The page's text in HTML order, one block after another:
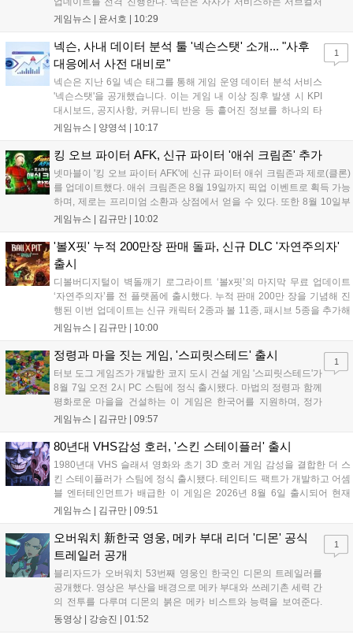
게임 히간 이루실에 신규 서버 'world3'을 개설하고 신규 캐릭터
이번 업데이트를 통해 어둠 속 서큐버스...
게임뉴스 | 윤서호 | 10:29
넥슨, 사내 데이터 분석 툴 '넥슨스탯' 소개... "사후
대응에서 사전 대비로"
넥슨은 지난 6일 넥슨 태그를 통해 게임 운영 데이터 분석 서비스
'넥슨스탯'을 공개했습니다. 이는 게임 내 이상 징후 발생 시 KPI
대시보드, 공지사항, 커뮤니티 반응 등 흩어진 정보를 하나의 타
임라인에 연결해 원인을 빠르게 파악하도록 돕는 관제 허브입니
중심의 운영 방식을 사전 대비 체계로 전환하며 데이터 기반의 효
율적인 의사결정을 지원하고 있습니다....
게임뉴스 | 양영석 | 10:17
1
킹 오브 파이터 AFK, 신규 파이터 '애쉬 크림존' 추가
넷마블이 '킹 오브 파이터 AFK'에 신규 파이터 애쉬 크림존과 제로(클론)
를 업데이트했다. 애쉬 크림존은 8월 19일까지 픽업 이벤트로 획득 가능
하며, 제로는 프리미엄 소환과 상점에서 얻을 수 있다. 또한 8월 10일부
터 14일까지 럭키 엘피 이벤트로 론을, 13일부터 26일까지 트로피칼 아
로 전략적 전투의 재미가 더욱 강화될 것으로 기대된다....
게임뉴스 | 김규만 | 10:02
'볼X핏' 누적 200만장 판매 돌파, 신규 DLC '자연주의자'
출시
디볼버디지털이 벽돌깨기 로그라이트 ‘볼x핏’의 마지막 무료 업데이트
‘자연주의자’를 전 플랫폼에 출시했다. 누적 판매 200만 장을 기념해 진
행된 이번 업데이트는 신규 캐릭터 2종과 볼 11종, 패시브 5종을 추가해
전략적 재미를 높였다. 게임은 PC와 콘솔, 모바일에서 한글판으로 즐길
라고 밝혀 향후 행보에 기대감을 모으고 있다. 상세 정보는 공식 홈페이
지에서 확인 가능하다....
게임뉴스 | 김규만 | 10:00
정령과 마을 짓는 게임, '스피릿스테드' 출시
터보 도그 게임즈가 개발한 코지 도시 건설 게임 '스피릿스테드'가
8월 7일 오전 2시 PC 스팀에 정식 출시됐다. 마법의 정령과 함께
평화로운 마을을 건설하는 이 게임은 한국어를 지원하며, 정가
10,700원에서 10% 할인된 9,630원에 판매된다. 플레이어는 어
고 정령을 활용해 공동체를 성장시킬 수 있다. 따뜻한 손그림 그
래픽이 특징이며, 부담 없이 즐길 수 있는 힐링 게임으로 기대를
모으고 있다....
게임뉴스 | 김규만 | 09:57
1
80년대 VHS감성 호러, '스킨 스테이플러' 출시
1980년대 VHS 슬래셔 영화와 초기 3D 호러 게임 감성을 결합한 더 스
킨 스테이플러가 스팀에 정식 출시됐다. 테인티드 팩트가 개발하고 어셈
블 엔터테인먼트가 배급한 이 게임은 2026년 8월 6일 출시되어 현재
15,000원에 판매 중이다. 캐리언 시티를 배경으로 연쇄살인 사건을 추적
통해 밀도 높은 공포를 선사한다....
게임뉴스 | 김규만 | 09:51
오버워치 新한국 영웅, 메카 부대 리더 '디몬' 공식
트레일러 공개
블리자드가 오버워치 53번째 영웅인 한국인 디몬의 트레일러를
공개했다. 영상은 부산을 배경으로 메카 부대와 쓰레기촌 세력 간
의 전투를 다루며 디몬의 붉은 메카 비스트와 능력을 보여준다.
블리자드는 7일 게임플레이 영상 공개를 시작으로 10일 시즌4 트
동영상 | 강승진 | 01:52
1